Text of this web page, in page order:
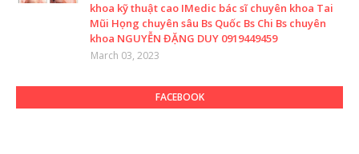
khoa kỹ thuật cao IMedic bác sĩ chuyên khoa Tai
Mũi Họng chuyên sâu Bs Quốc Bs Chi Bs chuyên
khoa NGUYỄN ĐẶNG DUY 0919449459
March 03, 2023
FACEBOOK